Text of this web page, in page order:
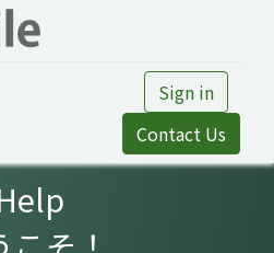
Sign in
Contact Us